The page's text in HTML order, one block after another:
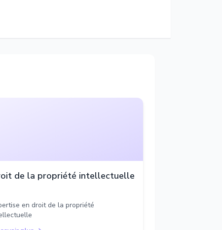
de la propriété intellectuelle
en droit de la propriété